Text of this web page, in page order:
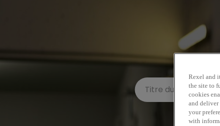
Rexel and
the site to
cookies
and deliver
your
with